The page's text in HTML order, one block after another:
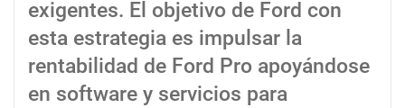
exigentes. El objetivo de Ford con
esta estrategia es impulsar la
rentabilidad de Ford Pro apoyándose
en software y servicios para